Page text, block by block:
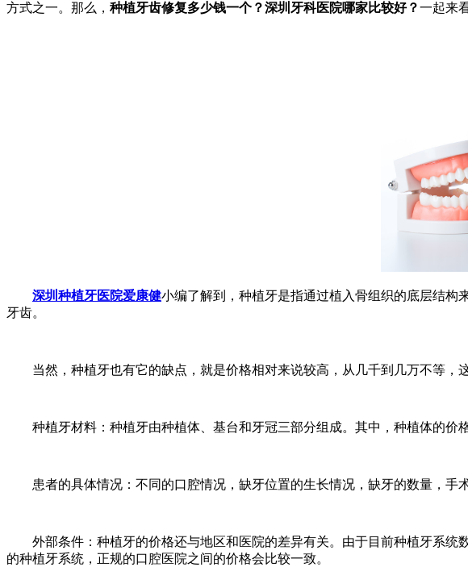
方式之一。那么， 种植牙齿修复多少钱一个？深圳牙科医院哪家比较好？一起来
深圳种植牙医院爱康健小编了解到，种植牙是指通过植入骨组织的底层结构
牙齿。
当然，种植牙也有它的缺点，就是价格相对来说较高，从几千到几万不等，这
种植牙材料：种植牙由种植体、基台和牙冠三部分组成。其中，种植体的价
患者的具体情况：不同的口腔情况，缺牙位置的生长情况，缺牙的数量，手
外部条件：种植牙的价格还与地区和医院的差异有关。由于目前种植牙系统
的种植牙系统，正规的口腔医院之间的价格会比较一致。